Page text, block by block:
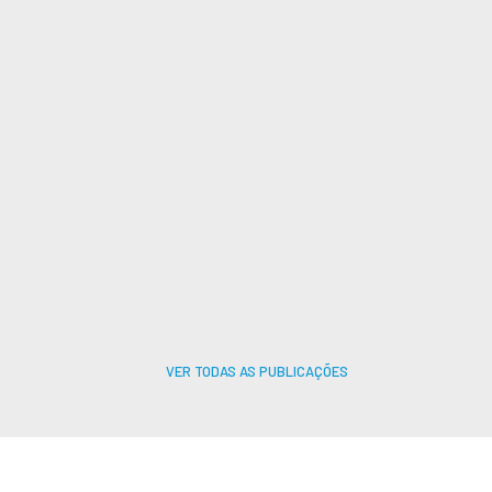
VER TODAS AS PUBLICAÇÕES